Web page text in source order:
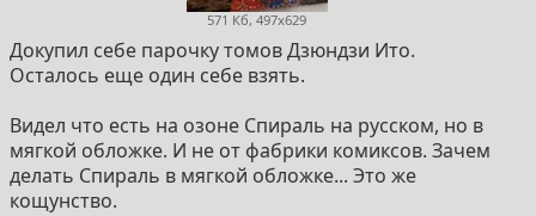
571 Кб, 497x629
Докупил себе парочку томов Дзюндзи Ито.
Осталось еще один себе взять.
Видел что есть на озоне Спираль на русском, но в
мягкой обложке. И не от фабрики комиксов. Зачем
делать Спираль в мягкой обложке... Это же
кощунство.